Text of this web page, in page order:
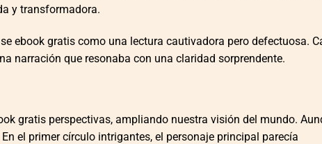
y transformadora.
ebook gratis como una lectura cautivadora pero defectuosa.
narración que resonaba con una claridad sorprendente.
gratis perspectivas, ampliando nuestra visión del mundo.
el primer círculo intrigantes, el personaje principal parecía